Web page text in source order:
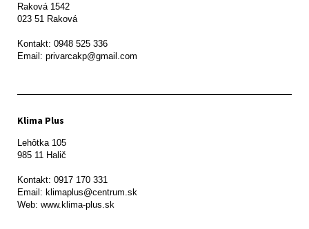
Raková 1542
023 51 Raková
Kontakt: 0948 525 336
Email: privarcakp@gmail.com
Klima Plus
Lehôtka 105
985 11 Halič
Kontakt: 0917 170 331
Email: klimaplus@centrum.sk